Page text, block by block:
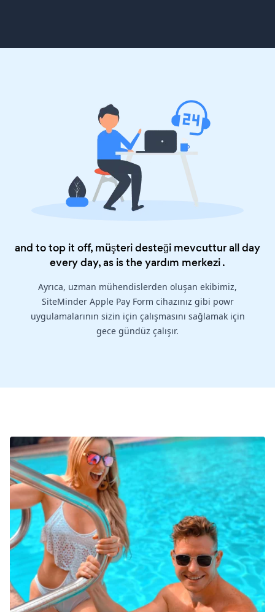
and to top it off, müşteri desteği mevcuttur all day
every day, as is theyardım merkezi.
Ayrıca, uzman mühendislerden oluşan ekibimiz,
SiteMinder Apple Pay Form cihazınız gibi powr
uygulamalarının sizin için çalışmasını sağlamak için
gece gündüz çalışır.